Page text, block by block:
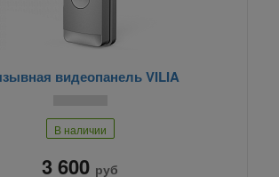
видеопанель VILIA
В наличии
3 600 руб